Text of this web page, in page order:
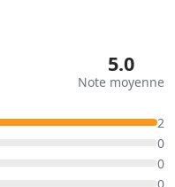
5.0
Note moyenne
2
0
0